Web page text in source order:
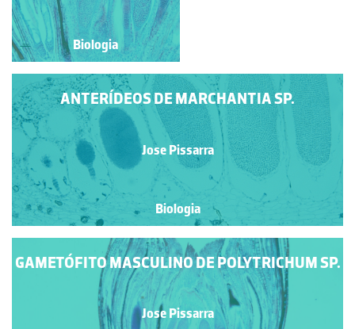
Biologia
ANTERÍDEOS DE MARCHANTIA SP.
Jose Pissarra
Biologia
GAMETÓFITO MASCULINO DE POLYTRICHUM SP.
Jose Pissarra
Biologia